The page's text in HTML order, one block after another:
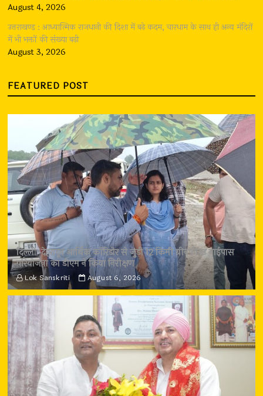
August 4, 2026
उत्तराखण्ड : आध्यात्मिक राजधानी की दिशा में बढ़े कदम, चारधाम के साथ ही अन्य मंदिरों
में भी भक्तों की संख्या बढ़ी
August 3, 2026
FEATURED POST
दिल्ली-देहरादून आर्थिक कॉरिडोर से जुड़ी 12 किमी ग्रीनफील्ड बाईपास
परियोजना का डीएम ने किया निरीक्षण
Lok Sanskriti August 6, 2026